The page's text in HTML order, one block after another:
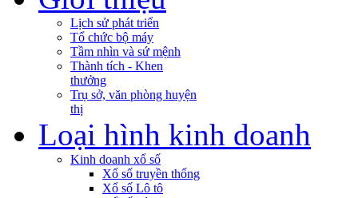
Lịch sử phát triển
Tổ chức bộ máy
Tầm nhìn và sứ mệnh
Thành tích - Khen
thưởng
Trụ sở, văn phòng huyện
thị
Loại hình kinh doanh
Kinh doanh xổ số
Xổ số truyền thống
Xổ số Lô tô